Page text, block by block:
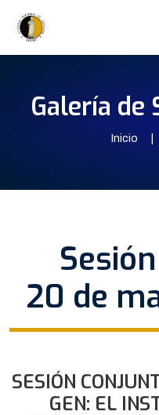
Galería de
Inicio
20 de
SESIÓN
GEN: EL